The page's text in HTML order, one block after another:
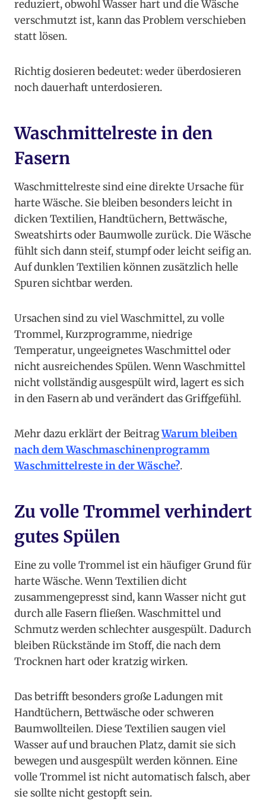
reduziert, obwohl Wasser hart und die Wäsche
verschmutzt ist, kann das Problem verschieben
statt lösen.
Richtig dosieren bedeutet: weder überdosieren
noch dauerhaft unterdosieren.
Waschmittelreste in den
Fasern
Waschmittelreste sind eine direkte Ursache für
harte Wäsche. Sie bleiben besonders leicht in
dicken Textilien, Handtüchern, Bettwäsche,
Sweatshirts oder Baumwolle zurück. Die Wäsche
fühlt sich dann steif, stumpf oder leicht seifig an.
Auf dunklen Textilien können zusätzlich helle
Spuren sichtbar werden.
Ursachen sind zu viel Waschmittel, zu volle
Trommel, Kurzprogramme, niedrige
Temperatur, ungeeignetes Waschmittel oder
nicht ausreichendes Spülen. Wenn Waschmittel
nicht vollständig ausgespült wird, lagert es sich
in den Fasern ab und verändert das Griffgefühl.
Mehr dazu erklärt der BeitragWarum bleiben
nach dem Waschmaschinenprogramm
Waschmittelreste in der Wäsche?.
Zu volle Trommel verhindert
gutes Spülen
Eine zu volle Trommel ist ein häufiger Grund für
harte Wäsche. Wenn Textilien dicht
zusammengepresst sind, kann Wasser nicht gut
durch alle Fasern fließen. Waschmittel und
Schmutz werden schlechter ausgespült. Dadurch
bleiben Rückstände im Stoff, die nach dem
Trocknen hart oder kratzig wirken.
Das betrifft besonders große Ladungen mit
Handtüchern, Bettwäsche oder schweren
Baumwollteilen. Diese Textilien saugen viel
Wasser auf und brauchen Platz, damit sie sich
bewegen und ausgespült werden können. Eine
volle Trommel ist nicht automatisch falsch, aber
sie sollte nicht gestopft sein.